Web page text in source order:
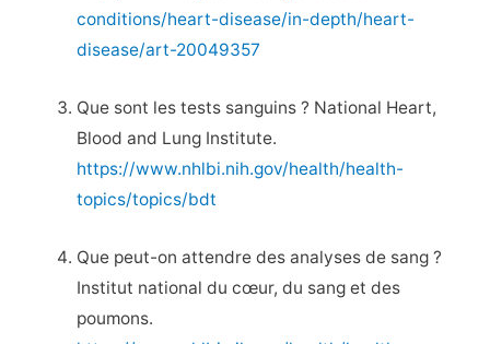
conditions/heart-disease/in-depth/heart-
disease/art-20049357
Que sont les tests sanguins ? National Heart,
Blood and Lung Institute.
https://www.nhlbi.nih.gov/health/health-
topics/topics/bdt
Que peut-on attendre des analyses de sang ?
Institut national du cœur, du sang et des
poumons.